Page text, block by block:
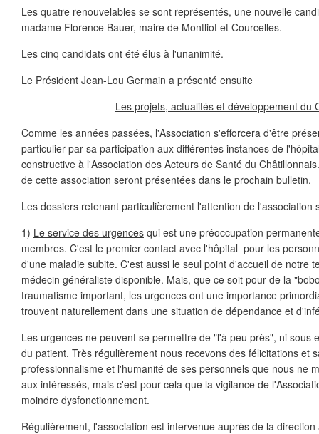
Les quatre renouvelables se sont représentés, une nouvelle
madame Florence Bauer, maire de Montliot et Courcelles.
Les cinq candidats ont été élus à l'unanimité.
Le Président Jean-Lou Germain a présenté ensuite
Les projets, actualités et développement du
Comme les années passées, l'Association s'efforcera d'être
particulier par sa participation aux différentes instances de
constructive à l'Association des Acteurs de Santé du
de cette association seront présentées dans le prochain bulletin.
Les dossiers retenant particulièrement l'attention de l'association
1) Le service des urgences qui est une préoccupation
membres. C'est le premier contact avec l'hôpital pour les
d'une maladie subite. C'est aussi le seul point d'accueil de notre
médecin généraliste disponible. Mais, que ce soit pour de la
traumatisme important, les urgences ont une importance
trouvent naturellement dans une situation de dépendance et
Les urgences ne peuvent se permettre de "l'à peu près", ni sous
du patient. Très régulièrement nous recevons des félicitations et
professionnalisme et l'humanité de ses personnels que nous ne
aux intéressés, mais c'est pour cela que la vigilance de
moindre dysfonctionnement.
Régulièrement, l'association est intervenue auprès de la